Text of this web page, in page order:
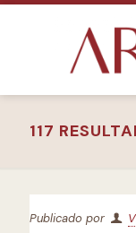
117
Publicado por